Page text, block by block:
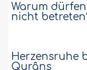
Warum
nicht
Herzensruhe
Qurâns